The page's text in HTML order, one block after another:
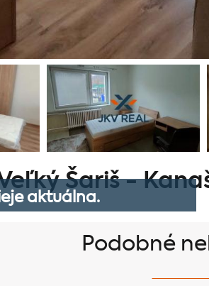
Šariš -
aktuálna.
Podobné